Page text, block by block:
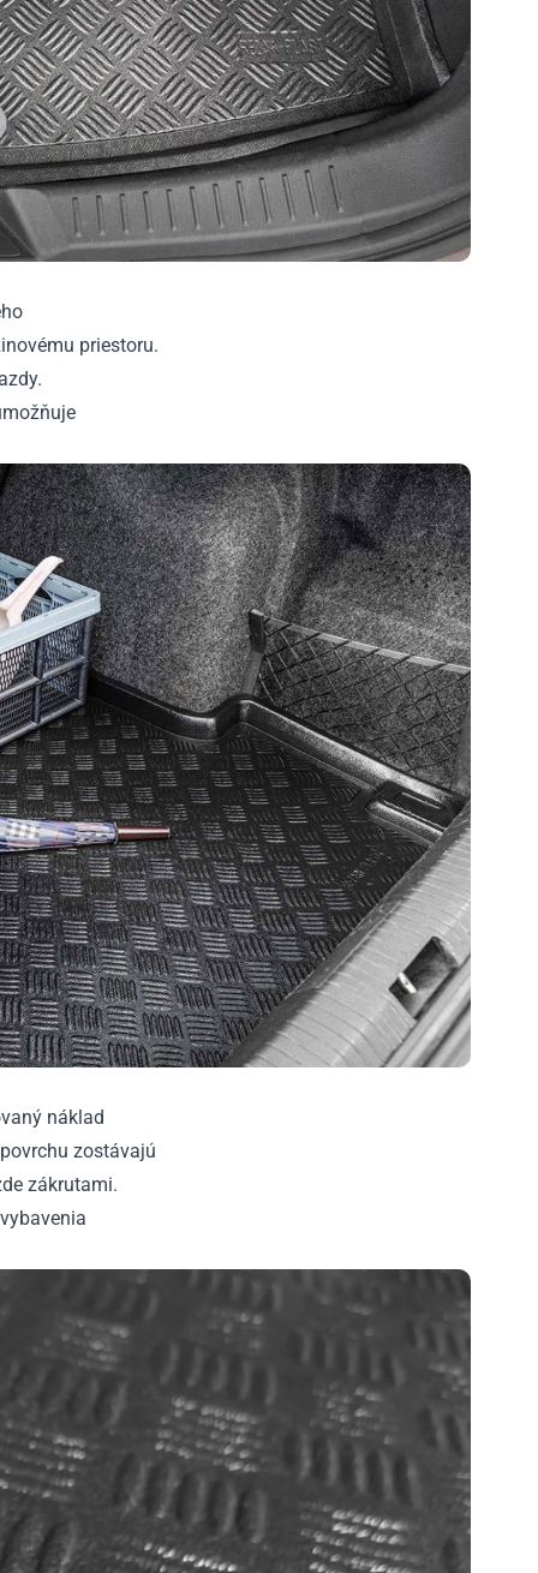
priestoru.
náklad
zostávajú
zákrutami.